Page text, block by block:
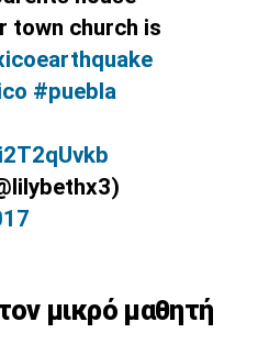
town church is
#puebla
μικρό μαθητή